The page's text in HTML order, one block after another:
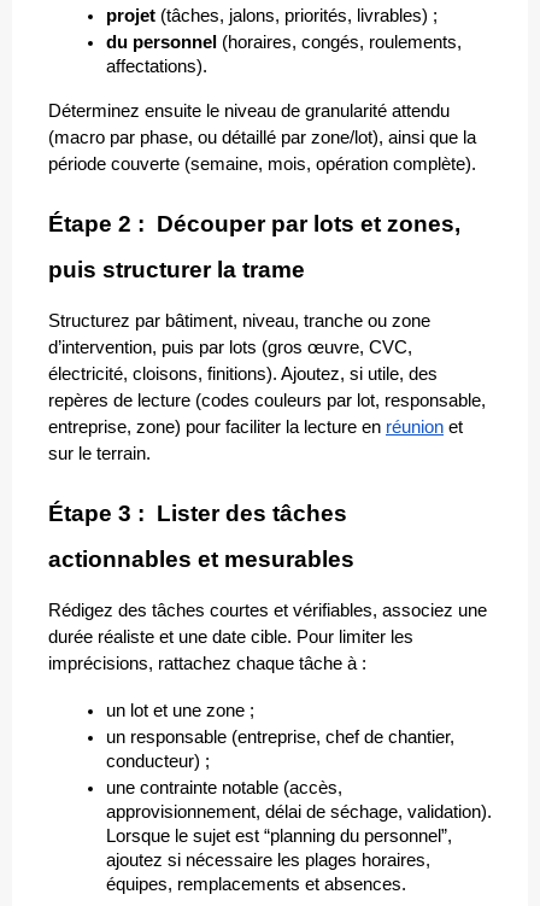
projet (tâches, jalons, priorités, livrables) ;
du personnel (horaires, congés, roulements,
affectations).
Déterminez ensuite le niveau de granularité attendu
(macro par phase, ou détaillé par zone/lot), ainsi que la
période couverte (semaine, mois, opération complète).
Étape 2 :  Découper par lots et zones,
puis structurer la trame
Structurez par bâtiment, niveau, tranche ou zone
d’intervention, puis par lots (gros œuvre, CVC,
électricité, cloisons, finitions). Ajoutez, si utile, des
repères de lecture (codes couleurs par lot, responsable,
entreprise, zone) pour faciliter la lecture en réunion et
sur le terrain.
Étape 3 :  Lister des tâches
actionnables et mesurables
Rédigez des tâches courtes et vérifiables, associez une
durée réaliste et une date cible. Pour limiter les
imprécisions, rattachez chaque tâche à :
un lot et une zone ;
un responsable (entreprise, chef de chantier,
conducteur) ;
une contrainte notable (accès,
approvisionnement, délai de séchage, validation).
Lorsque le sujet est “planning du personnel”,
ajoutez si nécessaire les plages horaires,
équipes, remplacements et absences.